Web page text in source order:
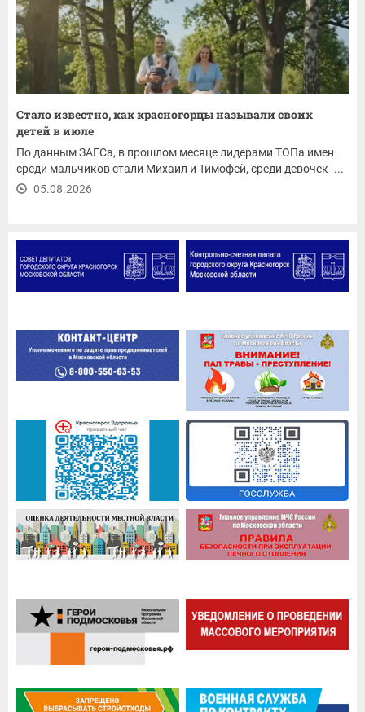
Стало известно, как красногорцы называли своих
детей в июле
По данным ЗАГСа, в прошлом месяце лидерами ТОПа имен
среди мальчиков стали Михаил и Тимофей, среди девочек -...
05.08.2026